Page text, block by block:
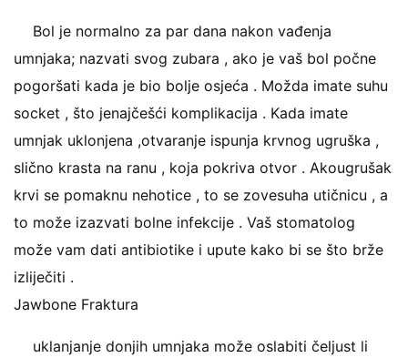
Bol je normalno za par dana nakon vađenja
umnjaka; nazvati svog zubara , ako je vaš bol počne
pogoršati kada je bio bolje osjeća . Možda imate suhu
socket , što jenajčešći komplikacija . Kada imate
umnjak uklonjena ,otvaranje ispunja krvnog ugruška ,
slično krasta na ranu , koja pokriva otvor . Akougrušak
krvi se pomaknu nehotice , to se zovesuha utičnicu , a
to može izazvati bolne infekcije . Vaš stomatolog
može vam dati antibiotike i upute kako bi se što brže
izliječiti .
Jawbone Fraktura
uklanjanje donjih umnjaka može oslabiti čeljust li